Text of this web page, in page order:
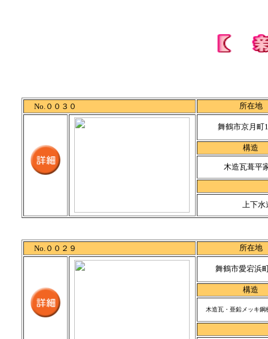
No.００３０ 所在地
舞鶴市京月町
構造
木造瓦葺平
上下水
No.００２９ 所在地
舞鶴市愛宕浜
構造
木造瓦・亜鉛メッキ鋼